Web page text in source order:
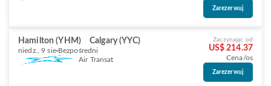
Zarezerwuj
Hamilton (YHM) Calgary (YYC)
niedz., 9 sie Bezpośredni
Air Transat
Zaczynając od
US$ 214.37
Cena/os
Zarezerwuj